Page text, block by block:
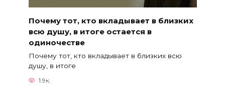
Почему тот, кто вкладывает в близких
всю душу, в итоге остается в
одиночестве
Почему тот, кто вкладывает в близких всю
душу, в итоге
1.9к.